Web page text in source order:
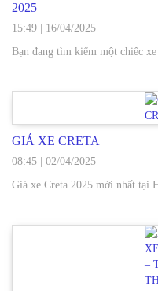
2025
15:49
16/04/2025
Bạn đang tìm kiếm một chiếc
GIÁ XE CRETA
08:45
02/04/2025
Giá xe Creta 2025 mới nhất tại